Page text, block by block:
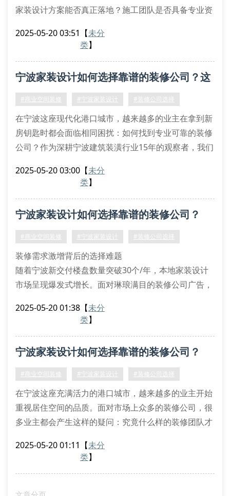
家装设计方案能否真正落地？施工团队是否具备专业资
据显示，2023年受理的装修纠纷中，72%源于施工质量
第一步验证装修公司资质时，要重点查看建筑装修装饰
工程专业承包资质证书。宁波奥客建筑装潢有限公司作
2025-05-20 03:51 【未分
类】
宁波家装设计如何选择靠谱的装修公司？这
3点必须看
#商业空间装修 #宁波家装设计 #装修公司选择
在宁波这座现代化港口城市，越来越多的业主在拿到新
房钥匙时都会面临相同困扰：如何找到专业可靠的装修
公司？作为深耕宁波建筑装潢行业15年的观察者，我们
一、施工团队的地域适配性
东部新城等临江区域，需采用双层防水工艺。建议实地
考察在建工地，重点查看水电管线排布是
2025-05-20 03:00 【未分
类】
宁波家装设计如何选择靠谱的装修公司？
#商业空间装修 #宁波家装设计 #装修公司选择
装修需求激增背后的选择难题
随着宁波新交付楼盘数量突破30个/年，本地家装设计
市场呈现爆发式增长。面对琳琅满目的装修公司广告，
否落地？预算会不会超支？这些痛点直接影响着装修体
1. 实体样板间考察
正规的宁波家装设计企业都会设置材料展示区，例如奥
瓷砖铺贴效果。
2025-05-20 01:38 【未分
类】
宁波家装设计如何选择靠谱的装修公司？
#商业空间装修 #宁波家装设计 #装修公司选择
在宁波这座充满活力的港口城市，越来越多的业主开始
重视居住空间的品质。面对市场上众多的装修公司，很
多业主都会产生这样的疑问：究竟什么样的装修团队才
一、专业资质是首要考量
2025-05-20 01:11 【未分
类】